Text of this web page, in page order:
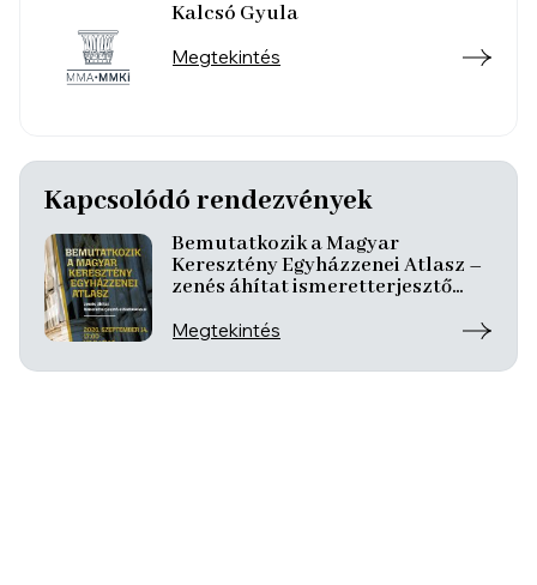
Kalcsó Gyula
Megtekintés
Kapcsolódó rendezvények
Bemutatkozik a Magyar
Keresztény Egyházzenei Atlasz –
zenés áhítat ismeretterjesztő
Megtekintés